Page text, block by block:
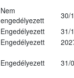
Nem
engedélyezett
30/
Engedélyezett
31/
Engedélyezett
Engedélyezett 31/